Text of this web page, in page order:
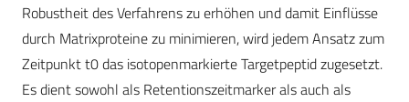
Robustheit des Verfahrens zu erhöhen und damit Einflüsse
durch Matrixproteine zu minimieren, wird jedem Ansatz zum
Zeitpunkt t0 das isotopenmarkierte Targetpeptid zugesetzt.
Es dient sowohl als Retentionszeitmarker als auch als